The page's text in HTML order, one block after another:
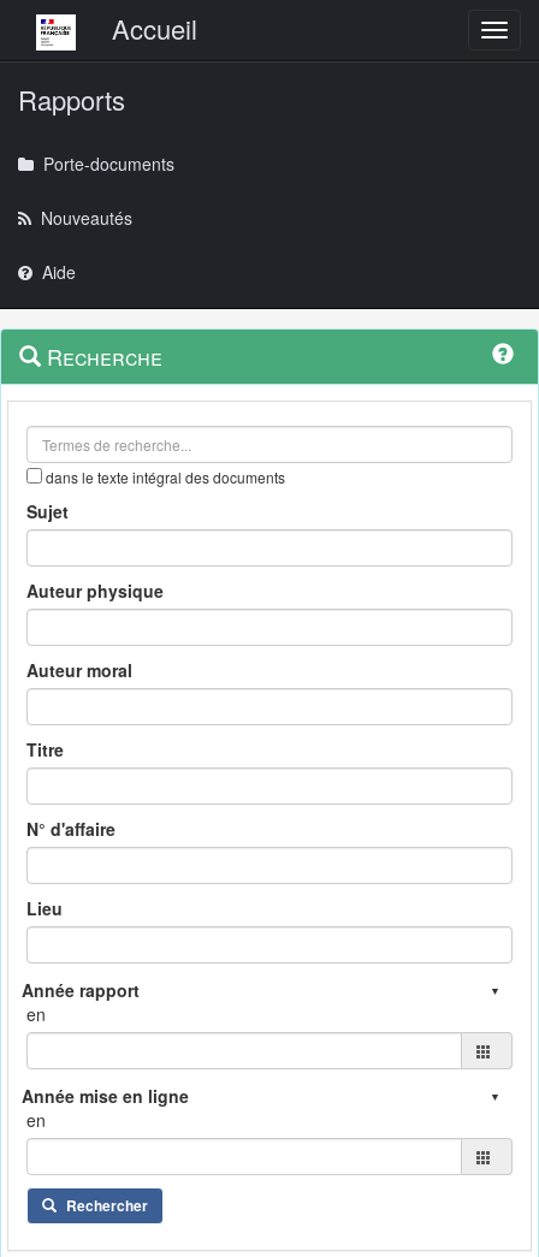
Menu principalAccueil
Rapports
Porte-documents
Nouveautés
Aide
Navigation
outils
Menu
contextuel
Recherche
dans le texte intégral des documents
Sujet
Auteur physique
Auteur moral
Titre
N° d'affaire
Lieu
en
en
Rechercher